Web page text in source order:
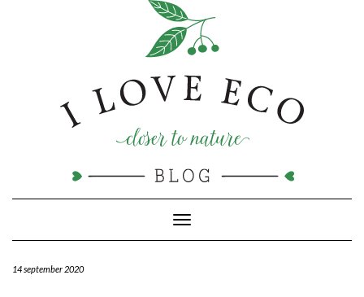
Toggle navigatie
14 september 2020